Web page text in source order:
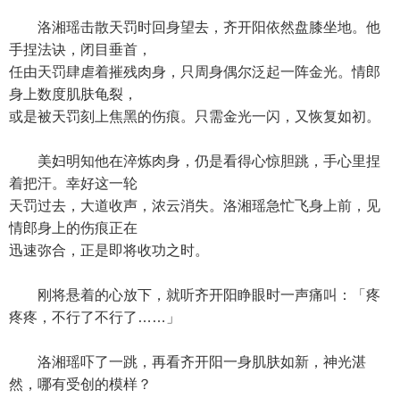
洛湘瑶击散天罚时回身望去，齐开阳依然盘膝坐地。他
手捏法诀，闭目垂首，
任由天罚肆虐着摧残肉身，只周身偶尔泛起一阵金光。情郎
身上数度肌肤龟裂，
或是被天罚刻上焦黑的伤痕。只需金光一闪，又恢复如初。
美妇明知他在淬炼肉身，仍是看得心惊胆跳，手心里捏
着把汗。幸好这一轮
天罚过去，大道收声，浓云消失。洛湘瑶急忙飞身上前，见
情郎身上的伤痕正在
迅速弥合，正是即将收功之时。
刚将悬着的心放下，就听齐开阳睁眼时一声痛叫：「疼
疼疼，不行了不行了……」
洛湘瑶吓了一跳，再看齐开阳一身肌肤如新，神光湛
然，哪有受创的模样？